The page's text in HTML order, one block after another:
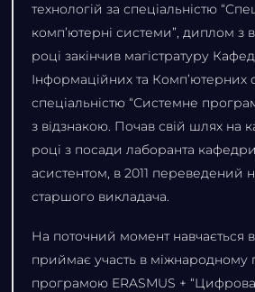
технологій за спеціальністю
комп’ютерні системи”, диплом з
році закінчив магістратуру
Інформаційних та Комп’ютерних
спеціальністю “Системне
з відзнакою. Почав свій шлях на
році з посади лаборанта
асистентом, в 2011 переведений
старшого викладача.
На поточний момент навчається в
приймає участь в міжнародному
програмою ERASMUS +